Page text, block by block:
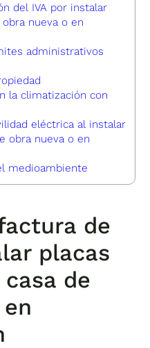
del IVA por instalar
nueva o en
administrativos
la climatización con
eléctrica al instalar
obra nueva o en
medioambiente
de
placas
de